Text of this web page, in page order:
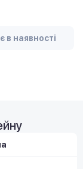
в наявності